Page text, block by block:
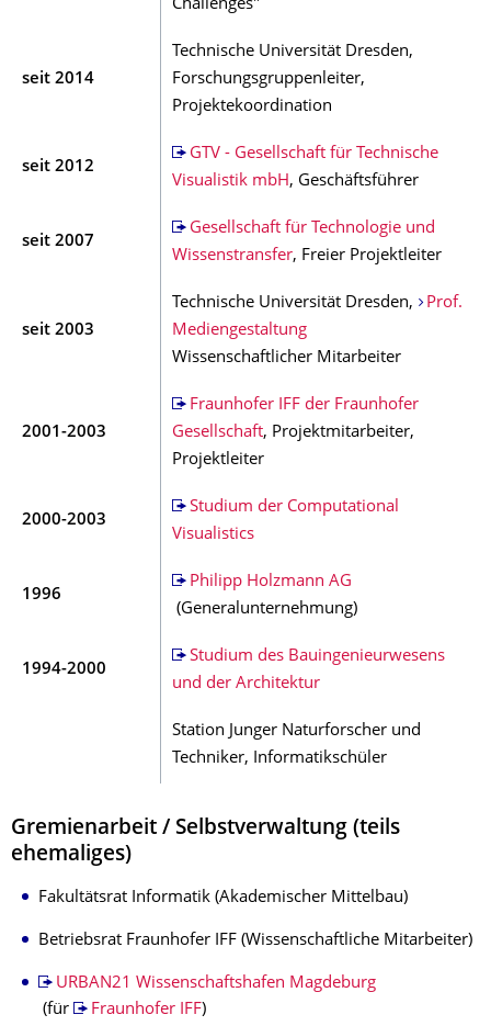
Challenges"
seit 2014
Technische Universität Dresden,
Forschungsgruppenleiter,
Projektekoordination
seit 2012
GTV - Gesellschaft für Technische
Visualistik mbH, Geschäftsführer
seit 2007
Gesellschaft für Technologie und
Wissenstransfer, Freier Projektleiter
seit 2003
Technische Universität Dresden,
Prof.
Mediengestaltung
Wissenschaftlicher Mitarbeiter
2001-2003
Fraunhofer IFF der Fraunhofer
Gesellschaft, Projektmitarbeiter,
Projektleiter
2000-2003
Studium der Computational
Visualistics
1996
Philipp Holzmann AG
(Generalunternehmung)
1994-2000
Studium des Bauingenieurwesens
und der Architektur
Station Junger Naturforscher und
Techniker, Informatikschüler
Gremienarbeit / Selbstverwaltung (teils
ehemaliges)
Fakultätsrat Informatik (Akademischer Mittelbau)
Betriebsrat Fraunhofer IFF (Wissenschaftliche Mitarbeiter)
URBAN21 Wissenschaftshafen Magdeburg
(für
Fraunhofer IFF)